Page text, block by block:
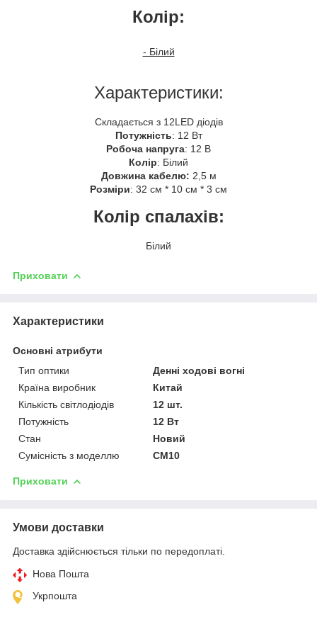
Колір:
- Білий
Характеристики:
Складається з 12LED діодів
Потужність: 12 Вт
Робоча напруга: 12 В
Колір: Білий
Довжина кабелю: 2,5 м
Розміри: 32 см * 10 см * 3 см
Колір спалахів:
Білий
Приховати
Характеристики
Основні атрибути
Тип оптики
Денні ходові вогні
Країна виробник
Китай
Кількість світлодіодів
12 шт.
Потужність
12 Вт
Стан
Новий
Сумісність з моделлю
CM10
Приховати
Умови доставки
Доставка здійснюється тільки по передоплаті.
Нова Пошта
Укрпошта